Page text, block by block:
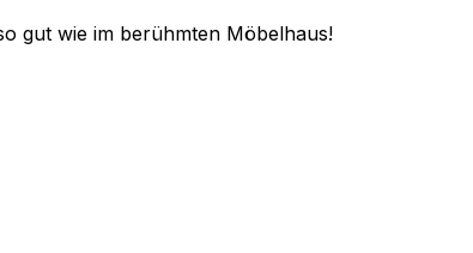
gut wie im berühmten Möbelhaus!